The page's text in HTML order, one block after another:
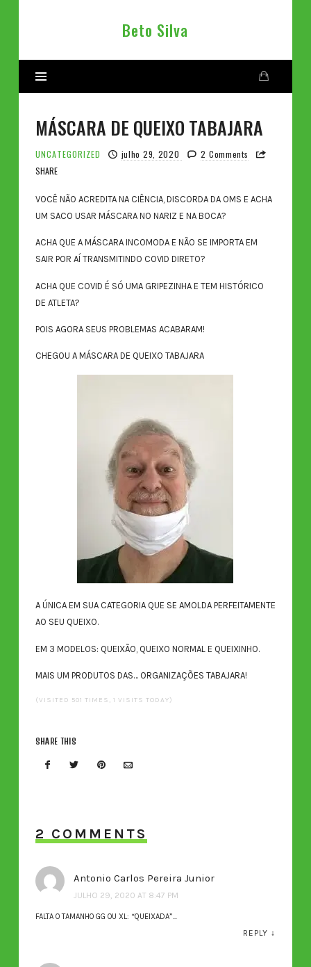
Beto
Beto Silva
MÁSCARA DE QUEIXO TABAJARA
UNCATEGORIZED julho 29, 2020
2 Comments
SHARE
VOCÊ NÃO ACREDITA NA CIÊNCIA, DISCORDA DA OMS E ACHA
UM SACO USAR MÁSCARA NO NARIZ E NA BOCA?
ACHA QUE A MÁSCARA INCOMODA E NÃO SE IMPORTA EM
SAIR POR AÍ TRANSMITINDO COVID DIRETO?
ACHA QUE COVID É SÓ UMA GRIPEZINHA E TEM HISTÓRICO
DE ATLETA?
POIS AGORA SEUS PROBLEMAS ACABARAM!
CHEGOU A MÁSCARA DE QUEIXO TABAJARA
A ÚNICA EM SUA CATEGORIA QUE SE AMOLDA PERFEITAMENTE
AO SEU QUEIXO.
EM 3 MODELOS: QUEIXÃO, QUEIXO NORMAL E QUEIXINHO.
MAIS UM PRODUTOS DAS… ORGANIZAÇÕES TABAJARA!
(VISITED 501 TIMES, 1 VISITS TODAY)
SHARE THIS
2 COMMENTS
Antonio Carlos Pereira Junior
JULHO 29, 2020 AT 8:47 PM
FALTA O TAMANHO GG OU XL: “QUEIXADA”…
REPLY ↓